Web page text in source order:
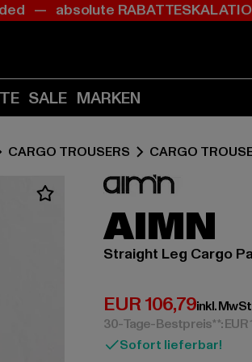
Zum
(Enter
drücken)
Zum
(Enter
drücken)
— absolute
SALE MARKEN
CARGO TROUSERS CARGO
AIMN
Straight Leg Cargo
EUR 106,79
Derzeitiger Preis:
inkl.
30-Tage-Bestpreis**: EUR
Sofort lieferbar!